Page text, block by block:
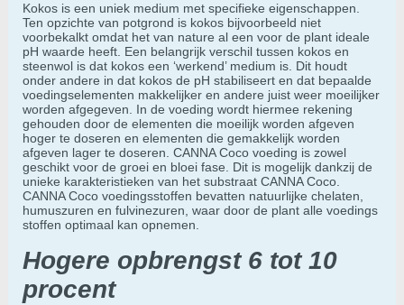
Kokos is een uniek medium met specifieke eigenschappen.
Ten opzichte van potgrond is kokos bijvoorbeeld niet
voorbekalkt omdat het van nature al een voor de plant ideale
pH waarde heeft. Een belangrijk verschil tussen kokos en
steenwol is dat kokos een ‘werkend’ medium is. Dit houdt
onder andere in dat kokos de pH stabiliseert en dat bepaalde
voedingselementen makkelijker en andere juist weer moeilijker
worden afgegeven. In de voeding wordt hiermee rekening
gehouden door de elementen die moeilijk worden afgeven
hoger te doseren en elementen die gemakkelijk worden
afgeven lager te doseren. CANNA Coco voeding is zowel
geschikt voor de groei en bloei fase. Dit is mogelijk dankzij de
unieke karakteristieken van het substraat CANNA Coco.
CANNA Coco voedingsstoffen bevatten natuurlijke chelaten,
humuszuren en fulvinezuren, waar door de plant alle voedings
stoffen optimaal kan opnemen.
Hogere opbrengst 6 tot 10
procent